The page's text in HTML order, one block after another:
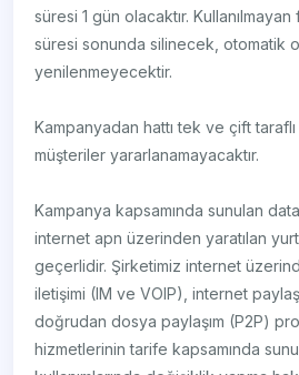
süresi 1 gün olacaktır.
süresi sonunda silinecek, otomatik
yenilenmeyecektir.
Kampanyadan hattı tek ve çift
müşteriler yararlanamayacaktır.
Kampanya kapsamında sunulan
internet apn üzerinden yaratılan
geçerlidir. Şirketimiz internet
iletişimi (IM ve VOIP), internet
doğrudan dosya paylaşım (P2P)
hizmetlerinin tarife kapsamında